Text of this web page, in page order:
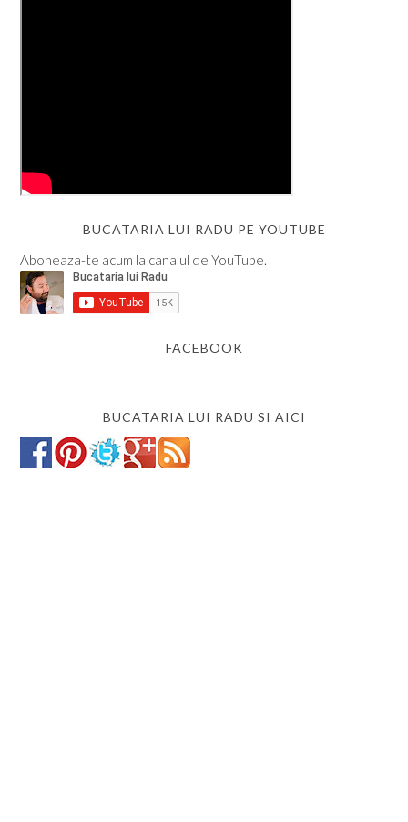
BUCATARIA LUI RADU PE YOUTUBE
Aboneaza-te acum la canalul de YouTube.
FACEBOOK
BUCATARIA LUI RADU SI AICI